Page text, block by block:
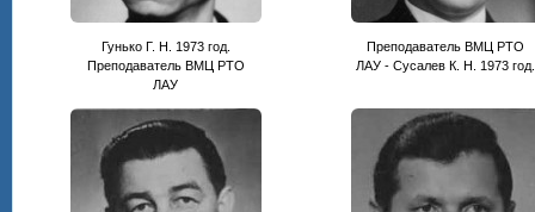
Гунько Г. Н. 1973 год.
Преподаватель ВМЦ РТО
ЛАУ
Преподаватель ВМЦ РТО
ЛАУ - Сусалев К. Н. 1973 год.